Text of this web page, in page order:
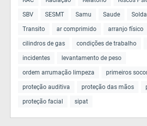
SBV SESMT Samu Saude Solda
Transito ar comprimido arranjo físico
cilindros de gas condições de trabalho
incidentes levantamento de peso
ordem arrumação limpeza primeiros
proteção auditiva proteção das mãos
proteção facial sipat